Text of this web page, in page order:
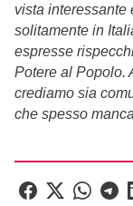
vista interessante
solitamente in
espresse
Potere al Popolo.
crediamo sia
che spesso